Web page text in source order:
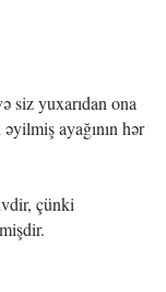
siz yuxarıdan ona
ayağının hər
çünki